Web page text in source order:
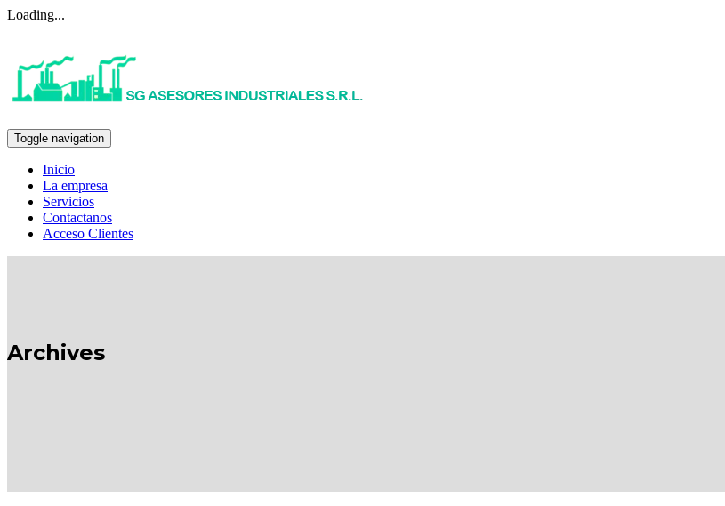
Loading...
Toggle navigation
Inicio
La empresa
Servicios
Contactanos
Acceso Clientes
Archives